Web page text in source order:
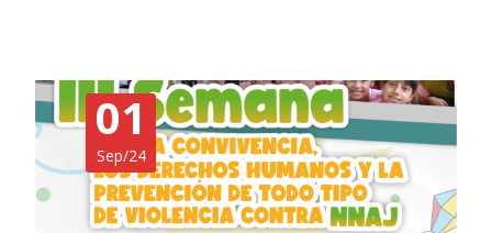
01
Sep/24